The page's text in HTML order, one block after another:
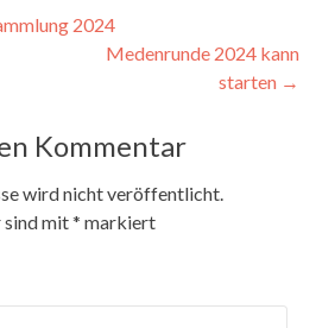
2024
Medenrunde 2024 kann
starten →
Kommentar
wird nicht veröffentlicht.
sind mit* markiert